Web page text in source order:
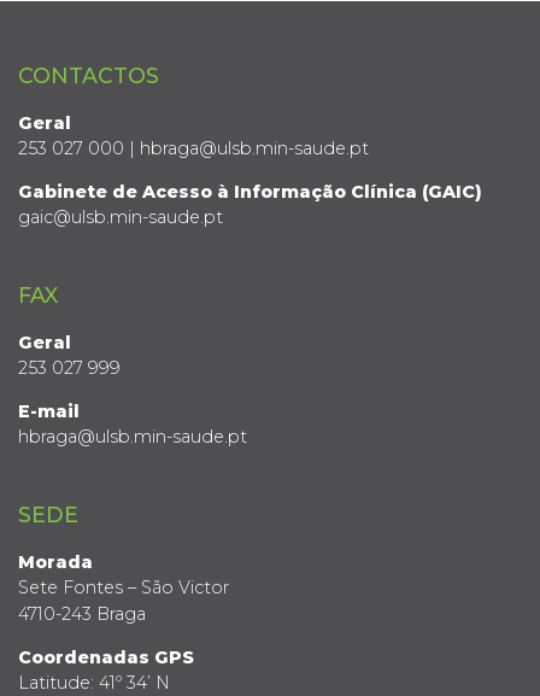
CONTACTOS
Geral
253 027 000 | hbraga@ulsb.min-saude.pt
Gabinete de Acesso à Informação Clínica (GAIC)
gaic@ulsb.min-saude.pt
FAX
Geral
253 027 999
E-mail
hbraga@ulsb.min-saude.pt
SEDE
Morada
Sete Fontes – São Victor
4710-243 Braga
Coordenadas GPS
Latitude: 41º 34’ N